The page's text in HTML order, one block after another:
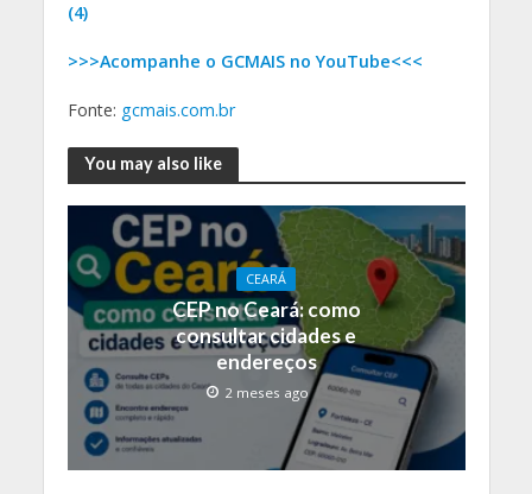
(4)
>>>Acompanhe o GCMAIS no YouTube<<<
Fonte: gcmais.com.br
You may also like
CEARÁ
CEP no Ceará: como
consultar cidades e
endereços
2 meses ago